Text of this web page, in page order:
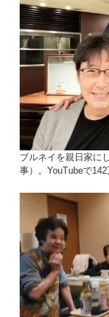
ブルネイを親日家に
事）。YouTubeで142